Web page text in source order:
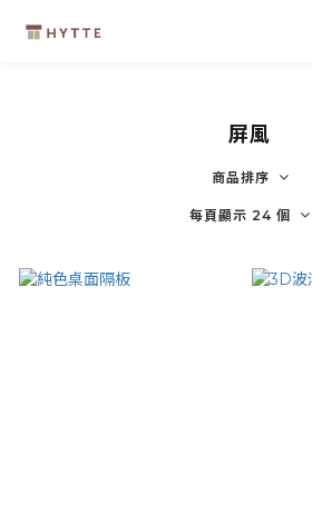
屏風
商品排序
每頁顯示 24 個